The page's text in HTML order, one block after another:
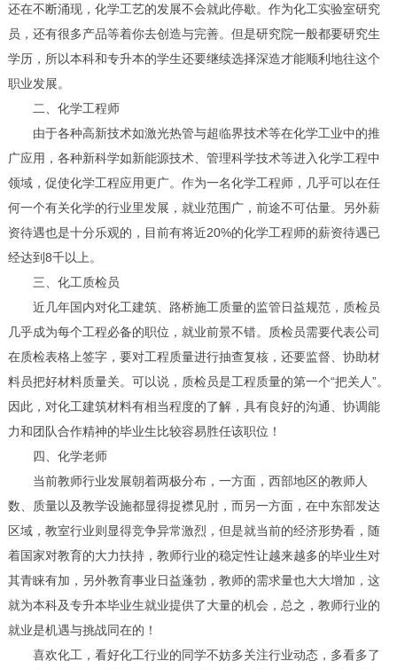
还在不断涌现，化学工艺的发展不会就此停歇。作为化工实验室研究
员，还有很多产品等着你去创造与完善。但是研究院一般都要研究生
学历，所以本科和专升本的学生还要继续选择深造才能顺利地往这个
职业发展。
二、化学工程师
由于各种高新技术如激光热管与超临界技术等在化学工业中的推
广应用，各种新科学如新能源技术、管理科学技术等进入化学工程中
领域，促使化学工程应用更广。作为一名化学工程师，几乎可以在任
何一个有关化学的行业里发展，就业范围广，前途不可估量。另外薪
资待遇也是十分乐观的，目前有将近20%的化学工程师的薪资待遇已
经达到8千以上。
三、化工质检员
近几年国内对化工建筑、路桥施工质量的监管日益规范，质检员
几乎成为每个工程必备的职位，就业前景不错。质检员需要代表公司
在质检表格上签字，要对工程质量进行抽查复核，还要监督、协助材
料员把好材料质量关。可以说，质检员是工程质量的第一个“把关人”。
因此，对化工建筑材料有相当程度的了解，具有良好的沟通、协调能
力和团队合作精神的毕业生比较容易胜任该职位！
四、化学老师
当前教师行业发展朝着两极分布，一方面，西部地区的教师人
数、质量以及教学设施都显得捉襟见肘，而另一方面，在中东部发达
区域，教室行业则显得竞争异常激烈，但是就当前的经济形势看，随
着国家对教育的大力扶持，教师行业的稳定性让越来越多的毕业生对
其青睐有加，另外教育事业日益蓬勃，教师的需求量也大大增加，这
就为本科及专升本毕业生就业提供了大量的机会，总之，教师行业的
就业是机遇与挑战同在的！
喜欢化工，看好化工行业的同学不妨多关注行业动态，多看多了